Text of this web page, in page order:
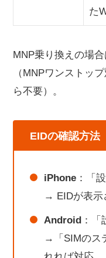
た
MNP乗り換えの場
（MNPワンストッ
ら不要）。
EIDの確認方法
iPhone ：「
→ EIDが表示
Android ：
→「SIMのス